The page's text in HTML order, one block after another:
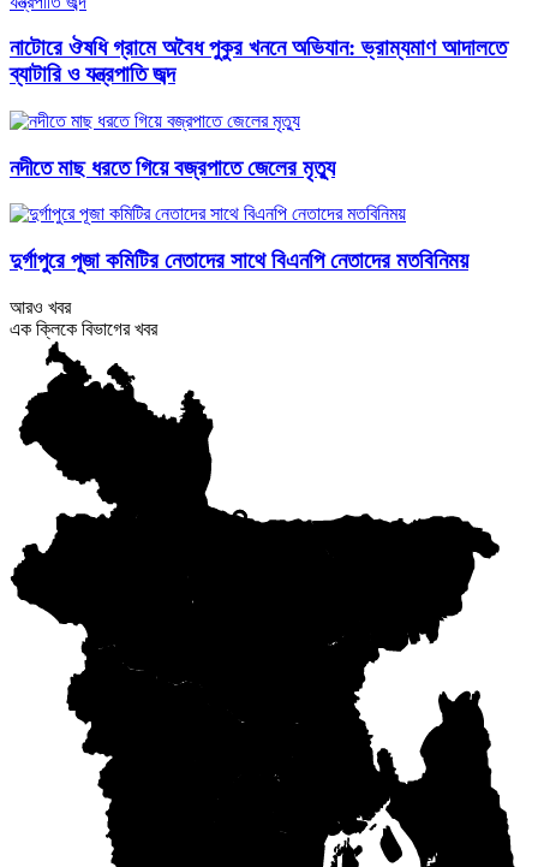
নাটোরে ঔষধি গ্রামে অবৈধ পুকুর খননে অভিযান: ভ্রাম্যমাণ আদালতে
ব্যাটারি ও যন্ত্রপাতি জব্দ
নদীতে মাছ ধরতে গিয়ে বজ্রপাতে জেলের মৃত্যু
দুর্গাপুরে পূজা কমিটির নেতাদের সাথে বিএনপি নেতাদের মতবিনিময়
আরও খবর
এক ক্লিকে বিভাগের খবর